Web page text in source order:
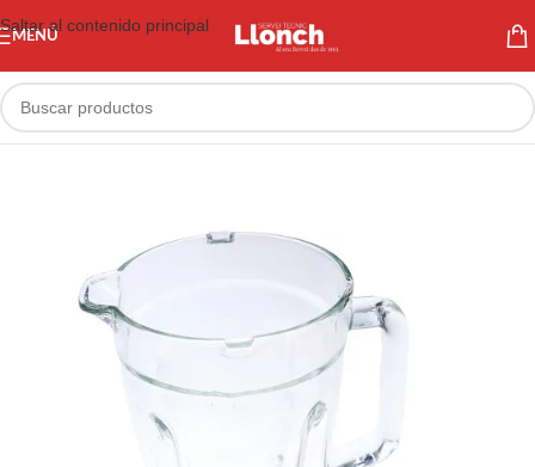
Saltar al contenido principal
MENÚ